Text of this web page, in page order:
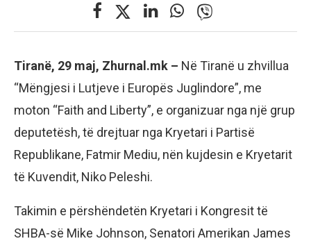
Tiranë, 29 maj, Zhurnal.mk – Në Tiranë u zhvillua
“Mëngjesi i Lutjeve i Europës Juglindore”, me
moton “Faith and Liberty”, e organizuar nga një grup
deputetësh, të drejtuar nga Kryetari i Partisë
Republikane, Fatmir Mediu, nën kujdesin e Kryetarit
të Kuvendit, Niko Peleshi.
Takimin e përshëndetën Kryetari i Kongresit të
SHBA-së Mike Johnson, Senatori Amerikan James